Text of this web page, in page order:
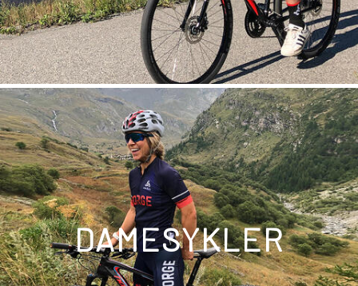
DAMESYKLER